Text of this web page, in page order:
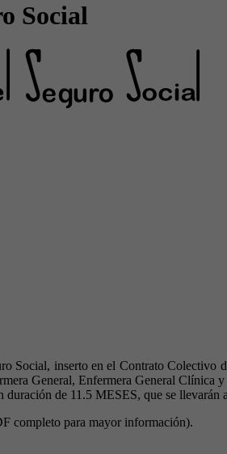
Social
Social, inserto en el Contrato
General, Enfermera General Clínica
de 11.5 MESES, que se
completo para mayor información).